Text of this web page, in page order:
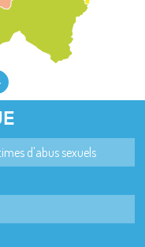
d'abus sexuels